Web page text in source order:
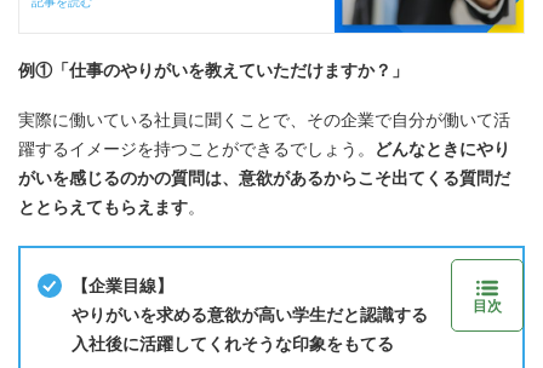
例①「仕事のやりがいを教えていただけますか？」
実際に働いている社員に聞くことで、その企業で自分が働いて活
躍するイメージを持つことができるでしょう。
どんなときにやり
がいを感じるのかの質問は、意欲があるからこそ出てくる質問だ
ととらえてもらえます。
【企業目線】
やりがいを求める意欲が高い学生だと認識する
入社後に活躍してくれそうな印象をもてる
目次